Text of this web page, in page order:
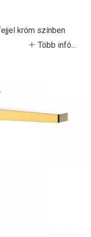
króm színben
Több infó...